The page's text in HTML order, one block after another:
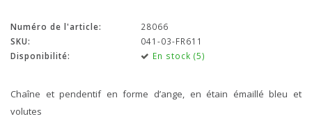
Numéro de l'article:
28066
SKU:
041-03-FR611
Disponibilité:
En stock (5)
Chaîne et pendentif en forme d’ange, en étain émaillé bleu et
volutes